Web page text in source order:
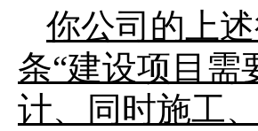
你公司 的 上述
条“建设项目需
计、同时施工